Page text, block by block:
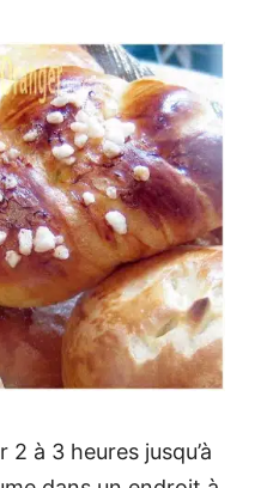
à 3 heures jusqu’à